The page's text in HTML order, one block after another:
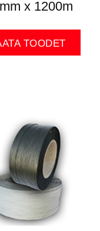
x 1200m
TOODET